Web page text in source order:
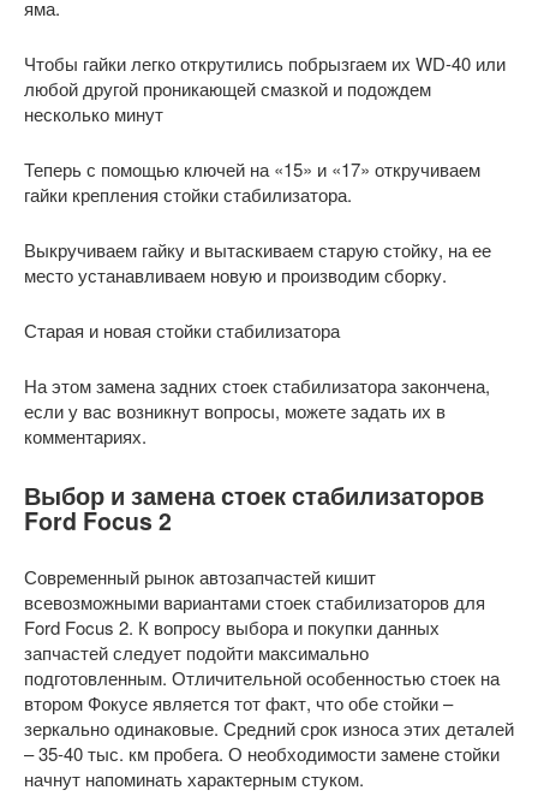
яма.
Чтобы гайки легко открутились побрызгаем их WD-40 или
любой другой проникающей смазкой и подождем
несколько минут
Теперь с помощью ключей на «15» и «17» откручиваем
гайки крепления стойки стабилизатора.
Выкручиваем гайку и вытаскиваем старую стойку, на ее
место устанавливаем новую и производим сборку.
Старая и новая стойки стабилизатора
На этом замена задних стоек стабилизатора закончена,
если у вас возникнут вопросы, можете задать их в
комментариях.
Выбор и замена стоек стабилизаторов
Ford Focus 2
Современный рынок автозапчастей кишит
всевозможными вариантами стоек стабилизаторов для
Ford Focus 2. К вопросу выбора и покупки данных
запчастей следует подойти максимально
подготовленным. Отличительной особенностью стоек на
втором Фокусе является тот факт, что обе стойки –
зеркально одинаковые. Средний срок износа этих деталей
– 35-40 тыс. км пробега. О необходимости замене стойки
начнут напоминать характерным стуком.